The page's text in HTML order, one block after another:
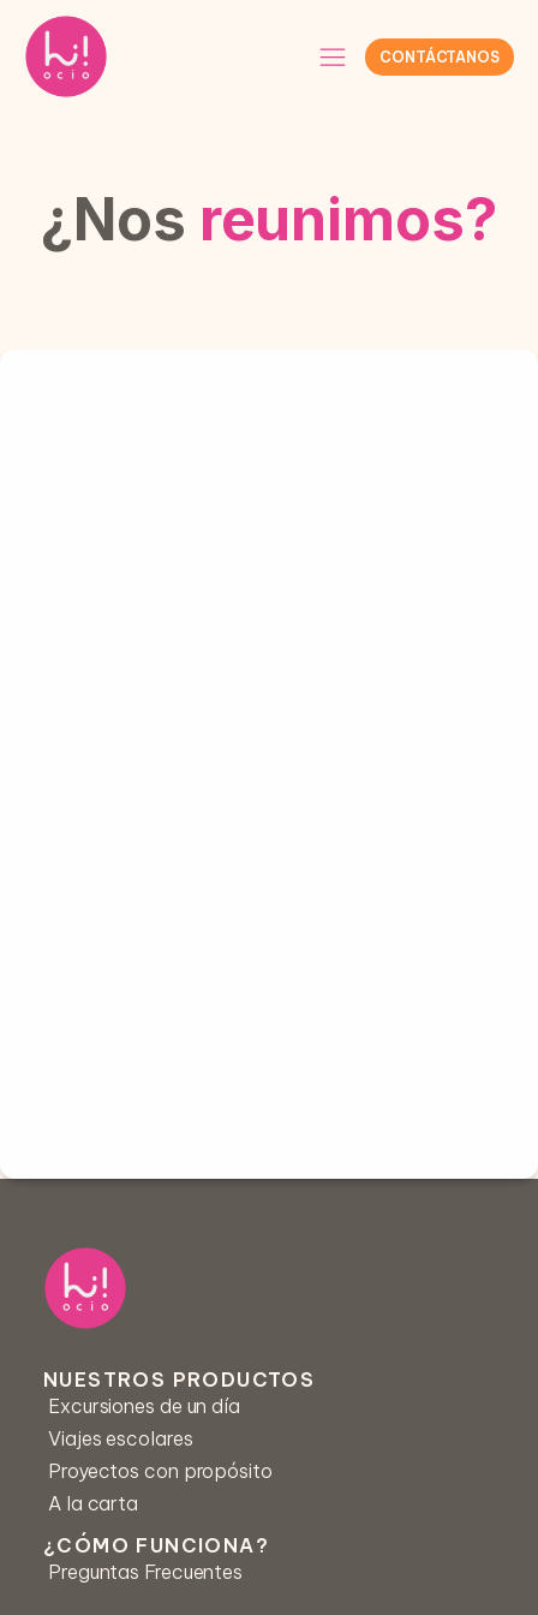
CONTÁCTANOS
¿Nos reunimos?
NUESTROS PRODUCTOS
Excursiones de un día
Viajes escolares
Proyectos con propósito
A la carta
¿CÓMO FUNCIONA?
Preguntas Frecuentes